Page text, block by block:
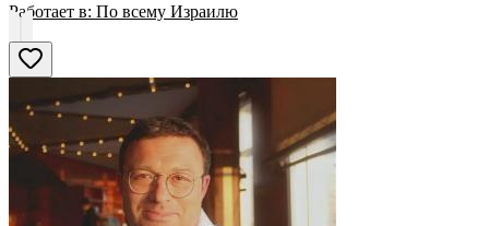
Работает в: По всему Израилю